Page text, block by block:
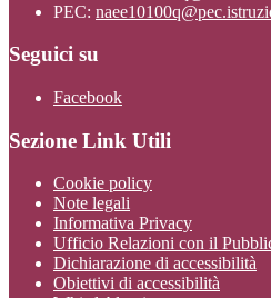
PEC:
Seguici su
Facebook
Sezione Link Utili
Cookie policy
Note legali
Informativa Privacy
Ufficio Relazioni con il
Dichiarazione di accessibilità
Obiettivi di accessibilità